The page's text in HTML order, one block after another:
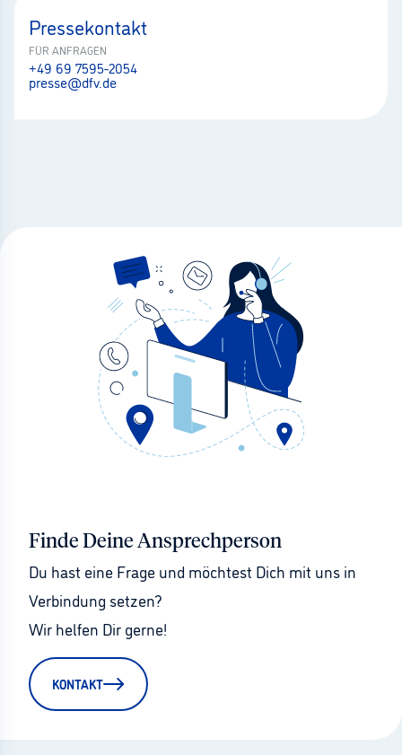
Pressekontakt
FÜR ANFRAGEN
+49 69 7595-2054
presse@dfv.de
Finde Deine Ansprechperson
Du hast eine Frage und möchtest Dich mit uns in
Verbindung setzen?
Wir helfen Dir gerne!
KONTAKT